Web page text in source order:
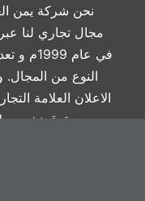
نحن شركة يمن
مجال تجاري لنا
في عام
النوع من المجال.
حقوق نشر